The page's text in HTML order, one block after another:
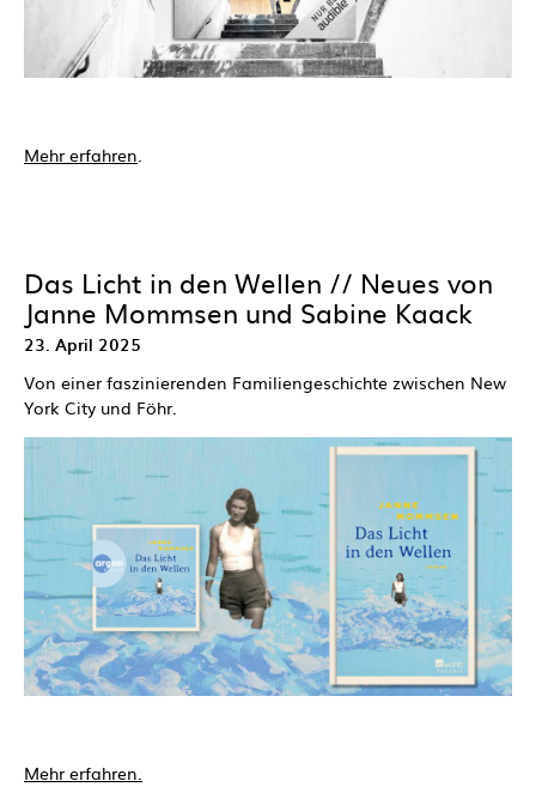
Mehr erfahren.
Das Licht in den Wellen // Neues von
Janne Mommsen und Sabine Kaack
23. April 2025
Von einer faszinierenden Familiengeschichte zwischen New
York City und Föhr.
Mehr erfahren.